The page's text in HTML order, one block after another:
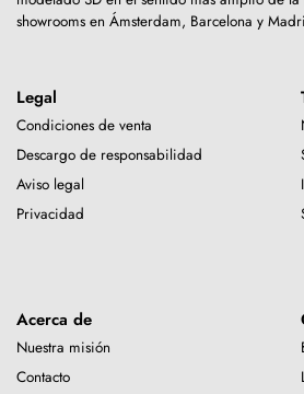
showrooms en Ámsterdam, Barcelona y
Legal
Condiciones de venta
Descargo de responsabilidad
Aviso legal
Privacidad
Acerca de
Nuestra misión
Contacto